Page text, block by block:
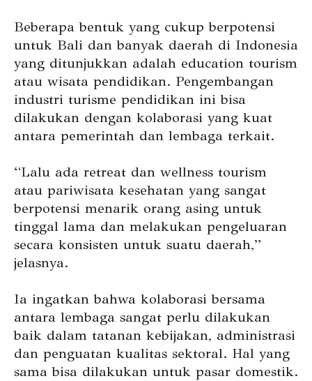
Beberapa bentuk yang cukup berpotensi
untuk Bali dan banyak daerah di Indonesia
yang ditunjukkan adalah education tourism
atau wisata pendidikan. Pengembangan
industri turisme pendidikan ini bisa
dilakukan dengan kolaborasi yang kuat
antara pemerintah dan lembaga terkait.
“Lalu ada retreat dan wellness tourism
atau pariwisata kesehatan yang sangat
berpotensi menarik orang asing untuk
tinggal lama dan melakukan pengeluaran
secara konsisten untuk suatu daerah,”
jelasnya.
Ia ingatkan bahwa kolaborasi bersama
antara lembaga sangat perlu dilakukan
baik dalam tatanan kebijakan, administrasi
dan penguatan kualitas sektoral. Hal yang
sama bisa dilakukan untuk pasar domestik.